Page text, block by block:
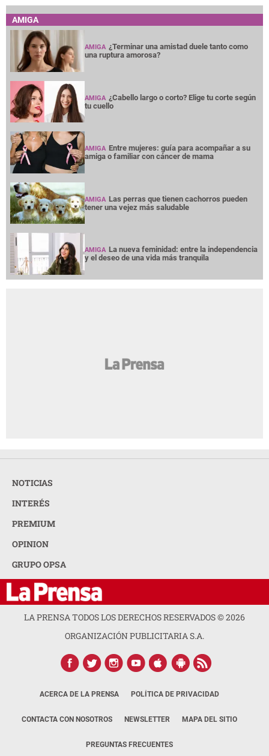
AMIGA
AMIGA ¿Terminar una amistad duele tanto como
una ruptura amorosa?
AMIGA ¿Cabello largo o corto? Elige tu corte según
tu cuello
AMIGA Entre mujeres: guía para acompañar a su
amiga o familiar con cáncer de mama
AMIGA Las perras que tienen cachorros pueden
tener una vejez más saludable
AMIGA La nueva feminidad: entre la independencia
y el deseo de una vida más tranquila
NOTICIAS
INTERÉS
PREMIUM
OPINION
GRUPO OPSA
LA PRENSA TODOS LOS DERECHOS RESERVADOS ©2026
ORGANIZACIÓN PUBLICITARIA S.A.
ACERCA DE LA PRENSA POLÍTICA DE PRIVACIDAD
CONTACTA CON NOSOTROS NEWSLETTER MAPA DEL SITIO
PREGUNTAS FRECUENTES